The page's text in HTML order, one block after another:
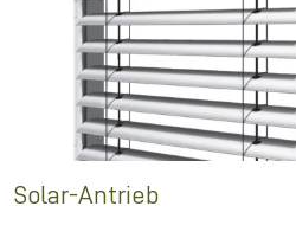
Solar-Antrieb